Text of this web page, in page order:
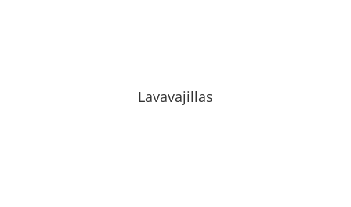
Lavavajillas